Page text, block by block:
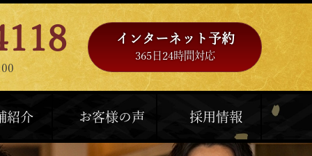
インターネット予約
365日24時間対応
紹介 お客様の声 採用情報